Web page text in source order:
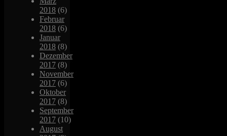
2018 (6)
Februar
2018 (6)
Januar
2018 (8)
Dezember
2017 (8)
November
2017 (6)
Oktober
2017 (8)
September
2017 (10)
August